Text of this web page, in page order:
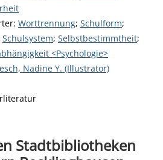
Worttrennung; Schulform;
Schulsystem; Selbstbestimmtheit;
<Psychologie>
nach dieser Beteiligten Person
Nadine Y. (Illustrator)
Stadtbibliotheken